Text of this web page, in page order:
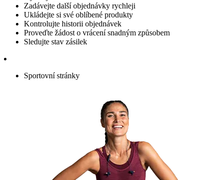
Zadávejte další objednávky rychleji
Ukládejte si své oblíbené produkty
Kontrolujte historii objednávek
Proveďte žádost o vrácení snadným způsobem
Sledujte stav zásilek
Sportovní stránky